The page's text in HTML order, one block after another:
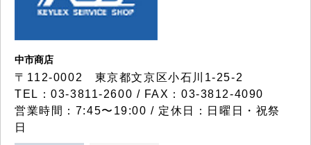
中市商店
〒112-0002 東京都文京区小石川1-25-2
TEL：03-3811-2600 / FAX：03-3812-4090
営業時間：7:45〜19:00 / 定休日：日曜日・祝祭
日